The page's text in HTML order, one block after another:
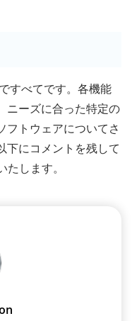
すべてです。各機能
ニーズに合った特定の
フトウェアについてさ
下にコメントを残して
します。